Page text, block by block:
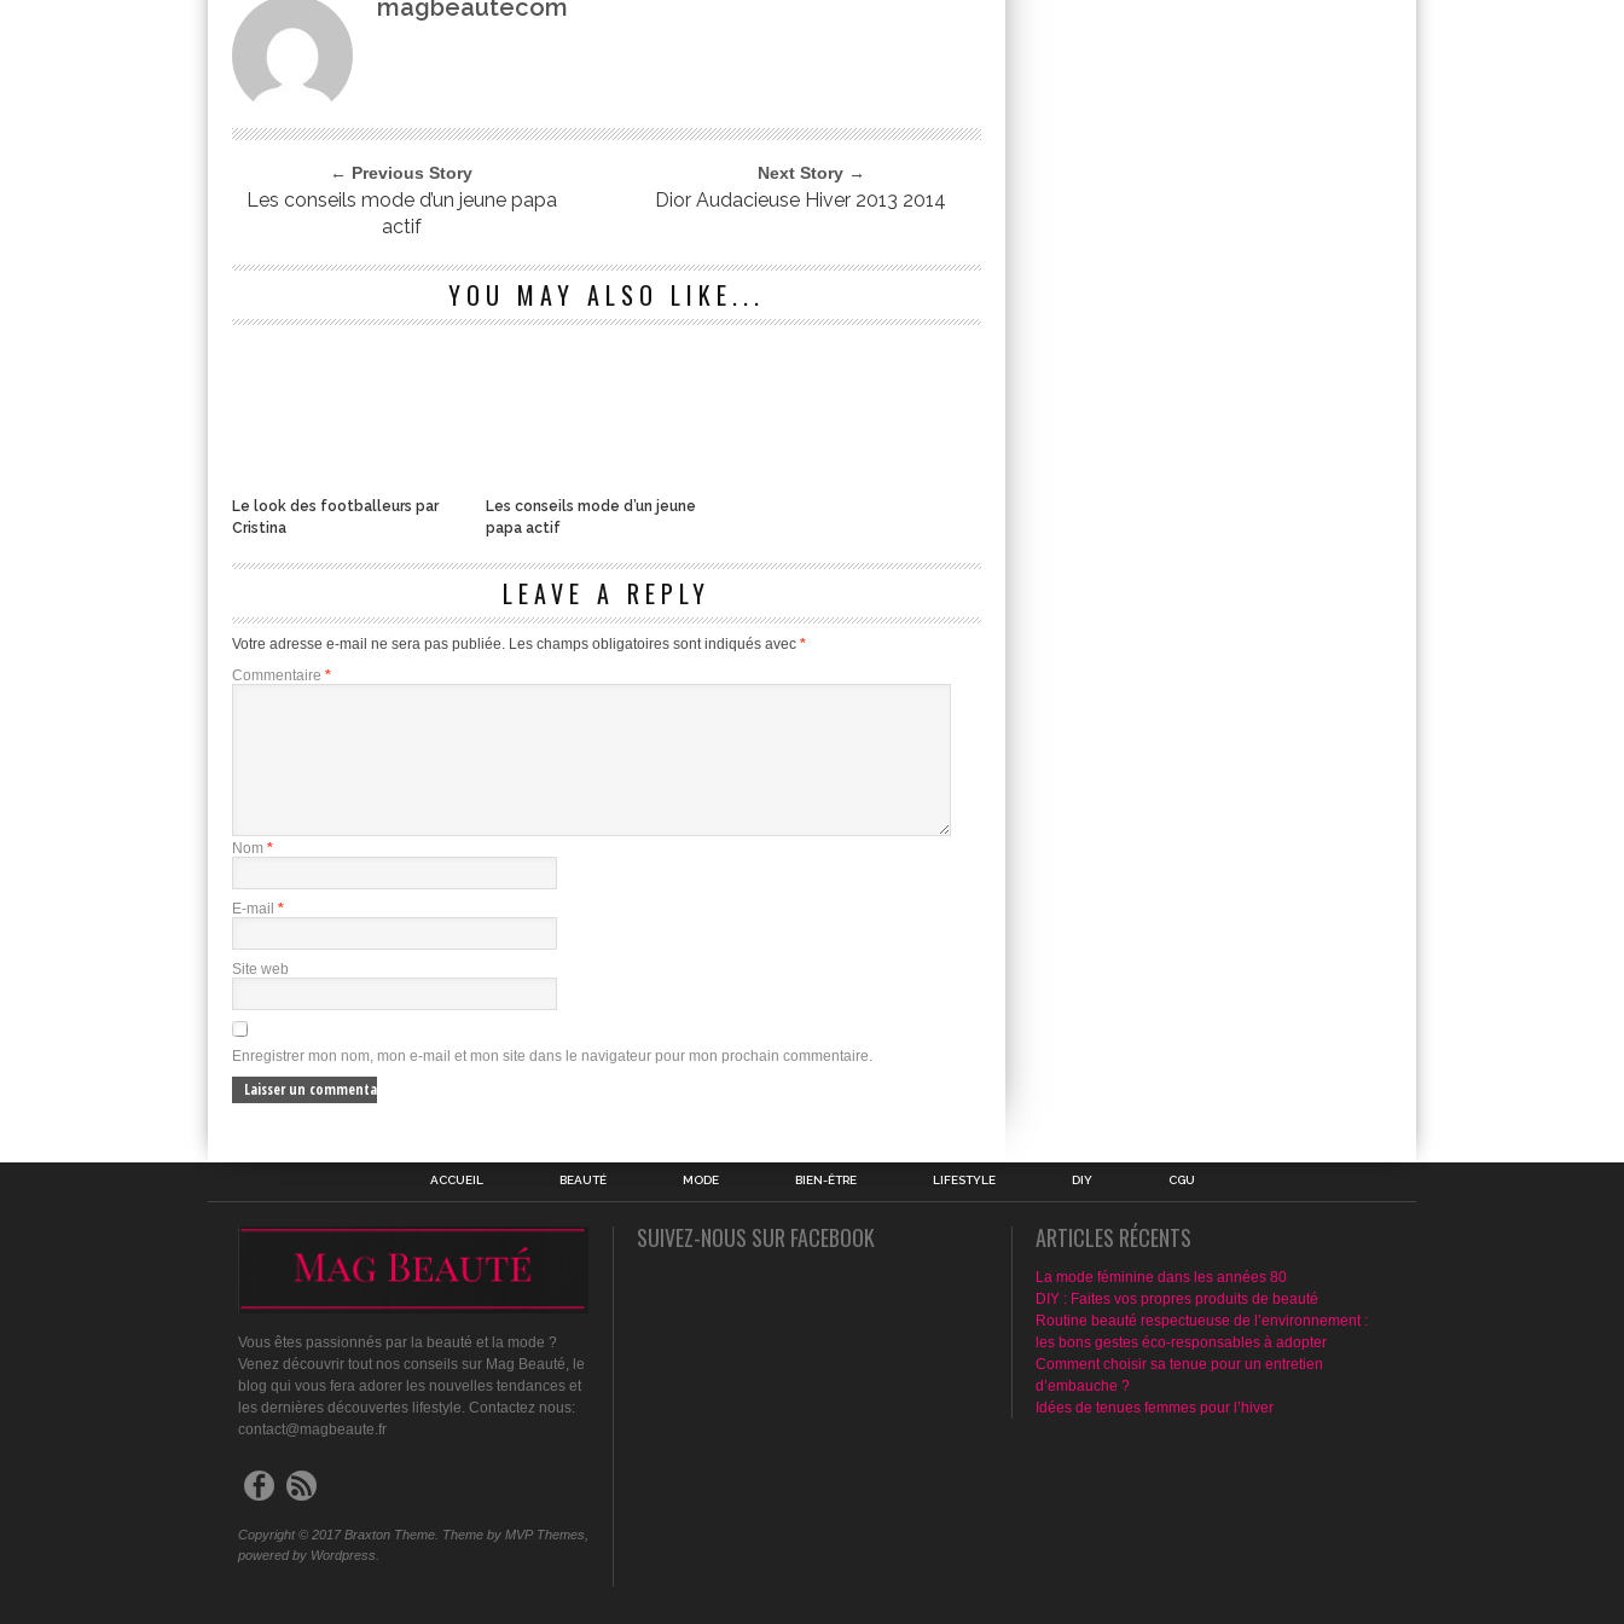
magbeautecom
← Previous Story
Les conseils mode d’un jeune papa
actif
Next Story →
Dior Audacieuse Hiver 2013 2014
YOU MAY ALSO LIKE...
Le look des footballeurs par
Cristina
Les conseils mode d’un jeune
papa actif
LEAVE A REPLY
Votre adresse e-mail ne sera pas publiée. Les champs obligatoires sont indiqués avec *
Commentaire *
Nom *
E-mail *
Site web
Enregistrer mon nom, mon e-mail et mon site dans le navigateur pour mon prochain commentaire.
ACCUEIL BEAUTÉ MODE BIEN-ÊTRE LIFESTYLE DIY CGU
Vous êtes passionnés par la beauté et la mode ?
Venez découvrir tout nos conseils sur Mag Beauté, le
blog qui vous fera adorer les nouvelles tendances et
les dernières découvertes lifestyle. Contactez nous:
contact@magbeaute.fr
Copyright © 2017 Braxton Theme. Theme by MVP Themes,
powered by Wordpress.
SUIVEZ-NOUS SUR FACEBOOK ARTICLES RÉCENTS
La mode féminine dans les années 80
DIY : Faites vos propres produits de beauté
Routine beauté respectueuse de l’environnement :
les bons gestes éco-responsables à adopter
Comment choisir sa tenue pour un entretien
d’embauche ?
Idées de tenues femmes pour l’hiver